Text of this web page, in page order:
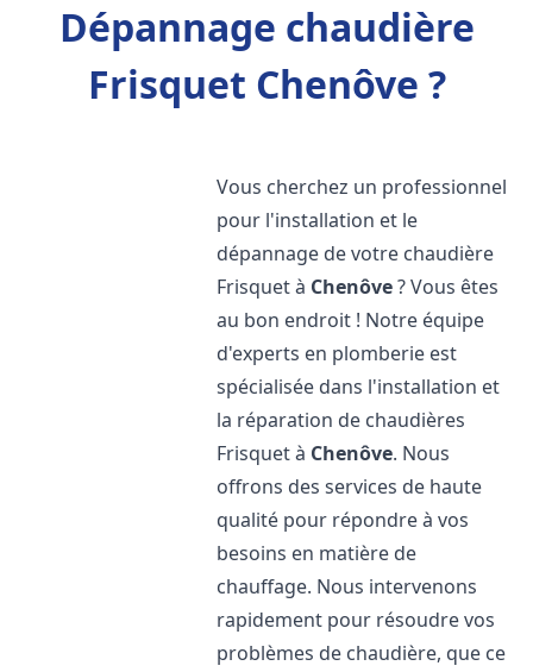
Dépannage chaudière
Frisquet Chenôve ?
Vous cherchez un professionnel
pour l'installation et le
dépannage de votre chaudière
Frisquet à Chenôve? Vous êtes
au bon endroit ! Notre équipe
d'experts en plomberie est
spécialisée dans l'installation et
la réparation de chaudières
Frisquet à Chenôve. Nous
offrons des services de haute
qualité pour répondre à vos
besoins en matière de
chauffage. Nous intervenons
rapidement pour résoudre vos
problèmes de chaudière, que ce